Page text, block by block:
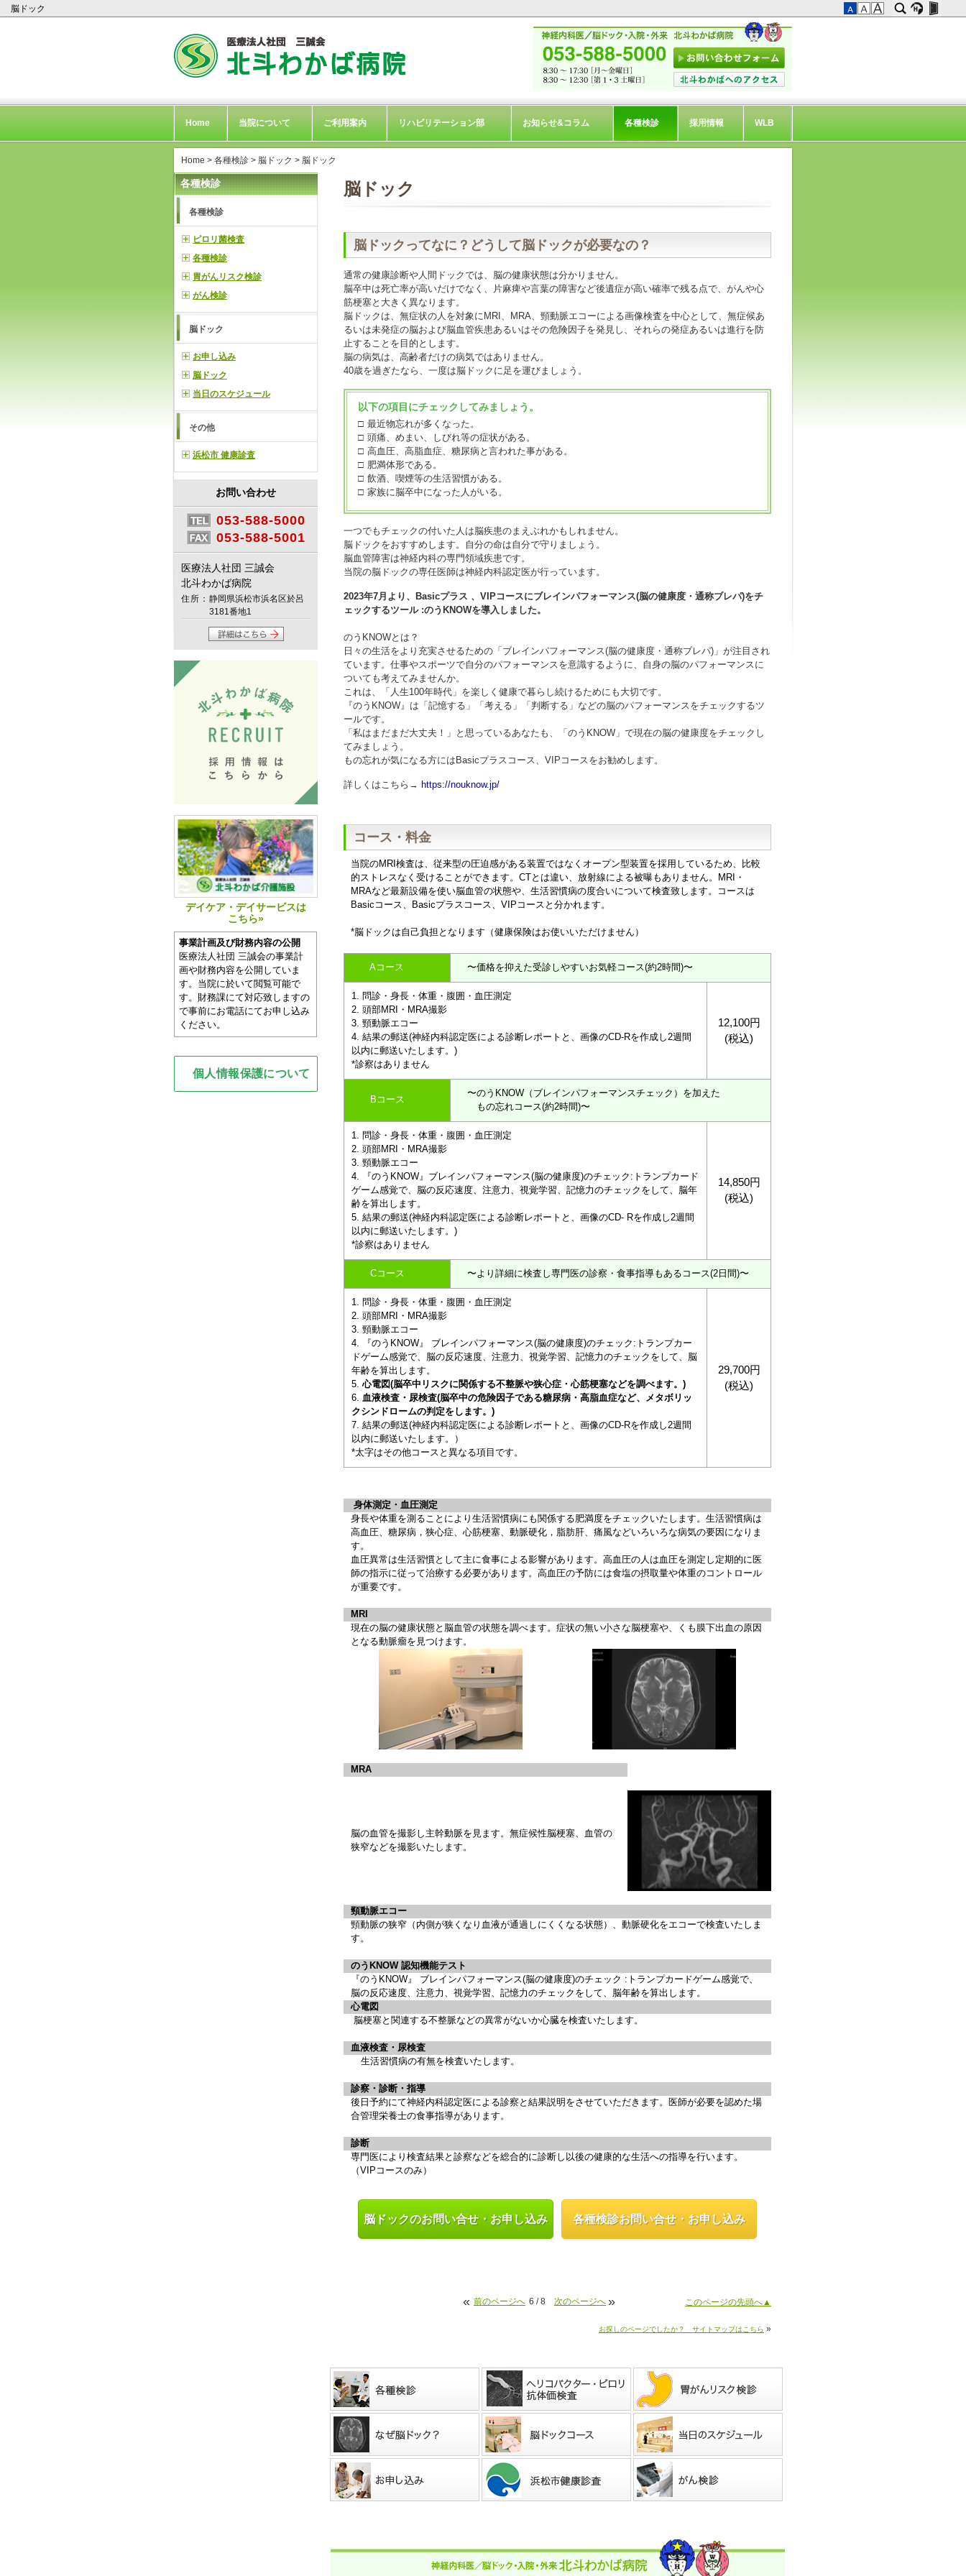
脳ドック
Home 当院について ご利用案内 リハビリテーション部 お知らせ&コラム 各種検診 採用情報 WLB
Home > 各種検診 > 脳ドック > 脳ドック
脳ドック
脳ドックってなに？どうして脳ドックが必要なの？
通常の健康診断や人間ドックでは、脳の健康状態は分かりません。
脳卒中は死亡率が高いだけでなく、片麻痺や言葉の障害など後遺症が高い確率で残る点で、がんや心
筋梗塞と大きく異なります。
脳ドックは、無症状の人を対象にMRI、MRA、頸動脈エコーによる画像検査を中心として、無症候あ
るいは未発症の脳および脳血管疾患あるいはその危険因子を発見し、それらの発症あるいは進行を防
止することを目的とします。
脳の病気は、高齢者だけの病気ではありません。
40歳を過ぎたなら、一度は脳ドックに足を運びましょう。
以下の項目にチェックしてみましょう。
□ 最近物忘れが多くなった。
□ 頭痛、めまい、しびれ等の症状がある。
□ 高血圧、高脂血症、糖尿病と言われた事がある。
□ 肥満体形である。
□ 飲酒、喫煙等の生活習慣がある。
□ 家族に脳卒中になった人がいる。
一つでもチェックの付いた人は脳疾患のまえぶれかもしれません。
脳ドックをおすすめします。自分の命は自分で守りましょう。
脳血管障害は神経内科の専門領域疾患です。
当院の脳ドックの専任医師は神経内科認定医が行っています。
2023年7月より、Basicプラス 、VIPコースにブレインパフォーマンス(脳の健康度・通称ブレパ)をチ
ェックするツール :のうKNOWを導入しました。
のうKNOWとは？
日々の生活をより充実させるための「ブレインパフォーマンス(脳の健康度・通称ブレパ)」が注目され
ています。仕事やスポーツで自分のパフォーマンスを意識するように、自身の脳のパフォーマンスに
ついても考えてみませんか。
これは、「人生100年時代」を楽しく健康で暮らし続けるためにも大切です。
『のうKNOW』は「記憶する」「考える」「判断する」などの脳のパフォーマンスをチェックするツ
ールです。
「私はまだまだ大丈夫！」と思っているあなたも、「のうKNOW」で現在の脳の健康度をチェックし
てみましょう。
もの忘れが気になる方にはBasicプラスコース、VIPコースをお勧めします。
詳しくはこちら→ https://nouknow.jp/
コース・料金
当院のMRI検査は、従来型の圧迫感がある装置ではなくオープン型装置を採用しているため、比較
的ストレスなく受けることができます。CTとは違い、放射線による被曝もありません。MRI・
MRAなど最新設備を使い脳血管の状態や、生活習慣病の度合いについて検査致します。コースは
Basicコース、Basicプラスコース、VIPコースと分かれます。
*脳ドックは自己負担となります（健康保険はお使いいただけません）
Aコース 〜価格を抑えた受診しやすいお気軽コース(約2時間)〜
問診・身長・体重・腹囲・血圧測定
頭部MRI・MRA撮影
頸動脈エコー
結果の郵送(神経内科認定医による診断レポートと、画像のCD-Rを作成し2週間
以内に郵送いたします。)
*診察はありません
12,100円
(税込)
Bコース
〜のうKNOW（ブレインパフォーマンスチェック）を加えた
もの忘れコース(約2時間)〜
問診・身長・体重・腹囲・血圧測定
頭部MRI・MRA撮影
頸動脈エコー
『のうKNOW』ブレインパフォーマンス(脳の健康度)のチェック:トランプカード
ゲーム感覚で、脳の反応速度、注意力、視覚学習、記憶力のチェックをして、脳年
齢を算出します。
結果の郵送(神経内科認定医による診断レポートと、画像のCD- Rを作成し2週間
以内に郵送いたします。)
*診察はありません
14,850円
(税込)
Cコース 〜より詳細に検査し専門医の診察・食事指導もあるコース(2日間)〜
問診・身長・体重・腹囲・血圧測定
頭部MRI・MRA撮影
頸動脈エコー
『のうKNOW』 ブレインパフォーマンス(脳の健康度)のチェック:トランプカー
ドゲーム感覚で、脳の反応速度、注意力、視覚学習、記憶力のチェックをして、脳
年齢を算出します。
心電図(脳卒中リスクに関係する不整脈や狭心症・心筋梗塞などを調べます。)
血液検査・尿検査(脳卒中の危険因子である糖尿病・高脂血症など、メタボリッ
クシンドロームの判定をします。)
結果の郵送(神経内科認定医による診断レポートと、画像のCD-Rを作成し2週間
以内に郵送いたします。）
*太字はその他コースと異なる項目です。
29,700円
(税込)
身体測定・血圧測定
身長や体重を測ることにより生活習慣病にも関係する肥満度をチェックいたします。生活習慣病は
高血圧、糖尿病，狭心症、心筋梗塞、動脈硬化，脂肪肝、痛風などいろいろな病気の要因になりま
す。
血圧異常は生活習慣として主に食事による影響があります。高血圧の人は血圧を測定し定期的に医
師の指示に従って治療する必要があります。高血圧の予防には食塩の摂取量や体重のコントロール
が重要です。
MRI
現在の脳の健康状態と脳血管の状態を調べます。症状の無い小さな脳梗塞や、くも膜下出血の原因
となる動脈瘤を見つけます。
MRA
脳の血管を撮影し主幹動脈を見ます。無症候性脳梗塞、血管の
狭窄などを撮影いたします。
頸動脈エコー
頸動脈の狭窄（内側が狭くなり血液が通過しにくくなる状態）、動脈硬化をエコーで検査いたしま
す。
のうKNOW 認知機能テスト
『のうKNOW』 ブレインパフォーマンス(脳の健康度)のチェック :トランプカードゲーム感覚で、
脳の反応速度、注意力、視覚学習、記憶力のチェックをして、脳年齢を算出します。
心電図
脳梗塞と関連する不整脈などの異常がないか心臓を検査いたします。
血液検査・尿検査
生活習慣病の有無を検査いたします。
診察・診断・指導
後日予約にて神経内科認定医による診察と結果説明をさせていただきます。医師が必要を認めた場
合管理栄養士の食事指導があります。
診断
専門医により検査結果と診察などを総合的に診断し以後の健康的な生活への指導を行います。
（VIPコースのみ）
脳ドックのお問い合せ・お申し込み 各種検診お問い合せ・お申し込み
« 前のページへ 6 / 8 次のページへ » このページの先頭へ▲
お探しのページでしたか？ サイトマップはこちら »
各種検診
各種検診
ピロリ菌検査
各種検診
胃がんリスク検診
がん検診
脳ドック
お申し込み
脳ドック
当日のスケジュール
その他
浜松市 健康診査
お問い合わせ
053-588-5000
053-588-5001
医療法人社団 三誠会
北斗わかば病院
住所： 静岡県浜松市浜名区於呂
3181番地1
デイケア・デイサービスは
こちら»
事業計画及び財務内容の公開
医療法人社団 三誠会の事業計
画や財務内容を公開していま
す。当院に於いて閲覧可能で
す。財務課にて対応致しますの
で事前にお電話にてお申し込み
ください。
個人情報保護について